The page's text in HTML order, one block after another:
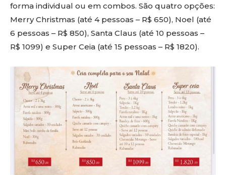
forma individual ou em combos. São quatro opções:
Merry Christmas (até 4 pessoas – R$ 650), Noel (até
6 pessoas – R$ 850), Santa Claus (até 10 pessoas –
R$ 1099) e Super Ceia (até 15 pessoas – R$ 1820).